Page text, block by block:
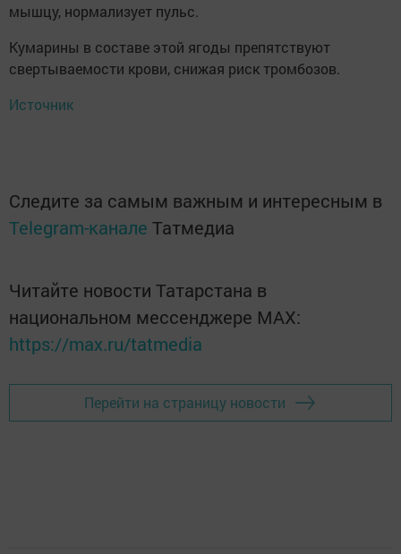
мышцу, нормализует пульс.
Кумарины в составе этой ягоды препятствуют
свертываемости крови, снижая риск тромбозов.
Источник
Следите за самым важным и интересным в
Telegram-канале Татмедиа
Читайте новости Татарстана в
национальном мессенджере MАХ:
https://max.ru/tatmedia
Перейти на страницу новости